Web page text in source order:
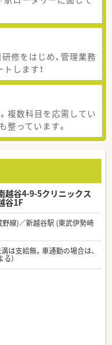
修をはじめ、管理業務
します！
複数科目を応需してい
整っています。
越谷4-9-5クリニックス
谷1F
線)／新越谷駅 (東武伊勢崎
は支給無。車通勤の場合は、
）